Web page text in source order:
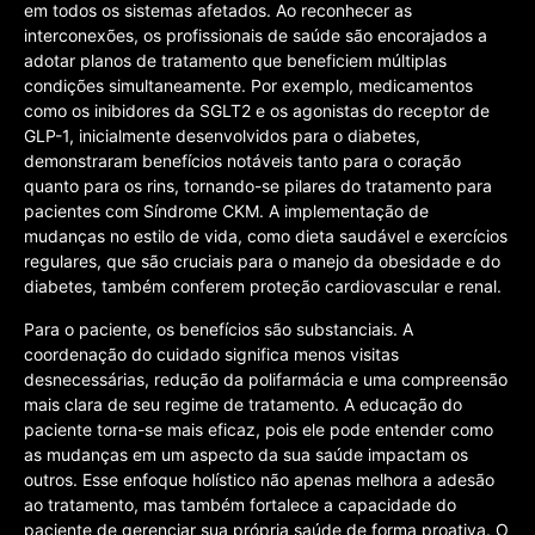
em todos os sistemas afetados. Ao reconhecer as
interconexões, os profissionais de saúde são encorajados a
adotar planos de tratamento que beneficiem múltiplas
condições simultaneamente. Por exemplo, medicamentos
como os inibidores da SGLT2 e os agonistas do receptor de
GLP-1, inicialmente desenvolvidos para o diabetes,
demonstraram benefícios notáveis tanto para o coração
quanto para os rins, tornando-se pilares do tratamento para
pacientes com Síndrome CKM. A implementação de
mudanças no estilo de vida, como dieta saudável e exercícios
regulares, que são cruciais para o manejo da obesidade e do
diabetes, também conferem proteção cardiovascular e renal.
Para o paciente, os benefícios são substanciais. A
coordenação do cuidado significa menos visitas
desnecessárias, redução da polifarmácia e uma compreensão
mais clara de seu regime de tratamento. A educação do
paciente torna-se mais eficaz, pois ele pode entender como
as mudanças em um aspecto da sua saúde impactam os
outros. Esse enfoque holístico não apenas melhora a adesão
ao tratamento, mas também fortalece a capacidade do
paciente de gerenciar sua própria saúde de forma proativa. O